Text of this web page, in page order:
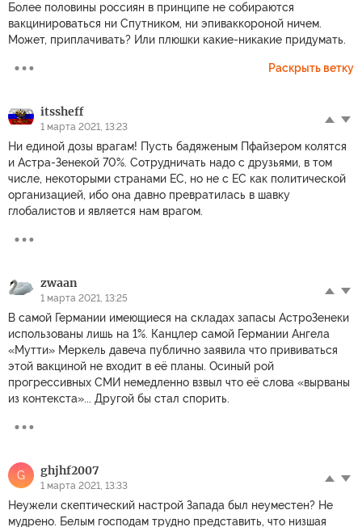
Более половины россиян в принципе не собираются
вакцинироваться ни Спутником, ни эпиваккороной ничем.
Может, приплачивать? Или плюшки какие-никакие придумать.
Раскрыть ветку
itssheff
1 марта 2021, 13:23
Ни единой дозы врагам! Пусть бадяженым Пфайзером колятся
и Астра-Зенекой 70%. Сотрудничать надо с друзьями, в том
числе, некоторыми странами ЕС, но не с ЕС как политической
организацией, ибо она давно превратилась в шавку
глобалистов и является нам врагом.
zwaan
1 марта 2021, 13:25
В самой Германии имеющиеся на складах запасы АстроЗенеки
использованы лишь на 1%. Канцлер самой Германии Ангела
«Мутти» Меркель давеча публично заявила что прививаться
этой вакциной не входит в её планы. Осиный рой
прогрессивных СМИ немедленно взвыл что её слова «вырваны
из контекста»... Другой бы стал спорить.
G ghjhf2007
1 марта 2021, 13:33
Неужели скептический настрой Запада был неуместен? Не
мудрено. Белым господам трудно представить, что низшая